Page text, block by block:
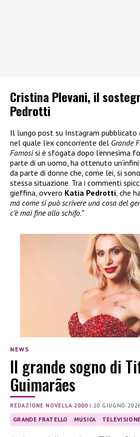
Cristina Plevani, il
Pedrotti
Il lungo post su Instagram pubblicato
nel quale l’ex concorrente del Grande
Famosisi è sfogata dopo l’ennesima
parte di un uomo, ha ottenuto
da parte di donne che, come lei, si
stessa situazione. Tra i commenti
gieffina, ovvero Katia Pedrotti, che
ma come si può scrivere una cosa del
c’è mai fine allo schifo.”
NEWS
Il grande sogno di
Guimarães
REDAZIONE NOVELLA 2000|20 GIUGNO 2026
GRANDE FRATELLO MUSICA TELEVISIONE